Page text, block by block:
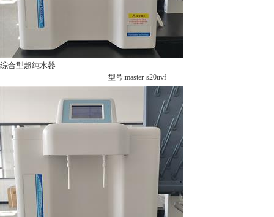
综合型超纯水器
型号:master-s20uvf